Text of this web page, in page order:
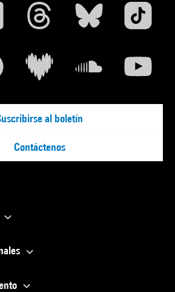
al boletín
Contáctenos